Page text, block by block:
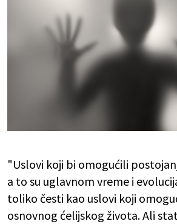
"Uslovi koji bi omogućili
a to su uglavnom vreme i
toliko česti kao uslovi koji
osnovnog ćelijskog života. Ali